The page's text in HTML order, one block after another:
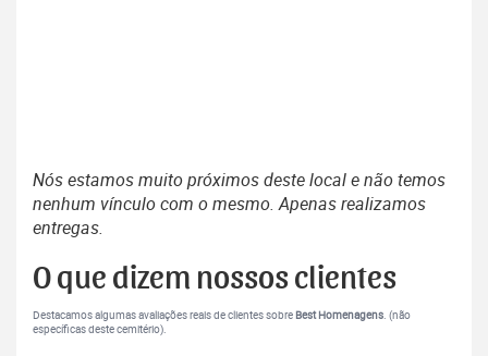
Nós estamos muito próximos deste local e não temos
nenhum vínculo com o mesmo. Apenas realizamos
entregas.
O que dizem nossos clientes
Destacamos algumas avaliações reais de clientes sobreBest Homenagens. (não
específicas deste cemitério).